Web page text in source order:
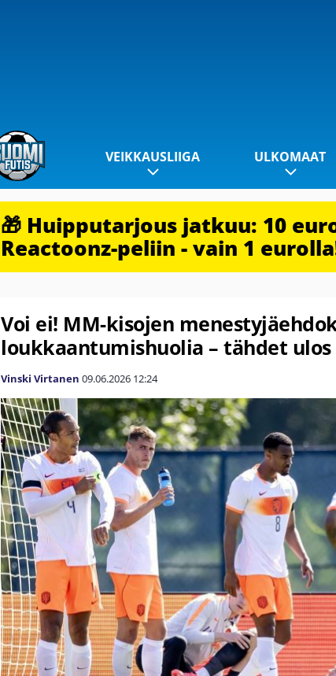
VEIKKAUSLIIGA ULKOMAAT
🎁 Huipputarjous jatkuu: 10
Reactoonz-peliin - vain 1
Voi ei! MM-kisojen
loukkaantumishuolia – tähdet
Vinski Virtanen 09.06.2026 12:24